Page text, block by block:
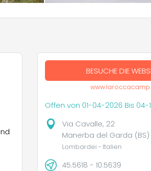
BESUCHE DIE
Offen von 01-04-2026 Bis 04-
Via Cavalle, 22
Manerba del Garda (BS)
Lombardei - Italien
45.5618 - 10.5639